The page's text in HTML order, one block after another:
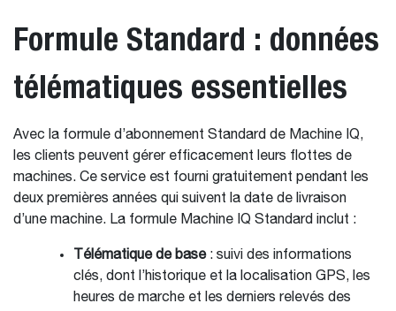
Formule Standard : données
télématiques essentielles
Avec la formule d’abonnement Standard de Machine IQ,
les clients peuvent gérer efficacement leurs flottes de
machines. Ce service est fourni gratuitement pendant les
deux premières années qui suivent la date de livraison
d’une machine. La formule Machine IQ Standard inclut :
Télématique de base: suivi des informations
clés, dont l’historique et la localisation GPS, les
heures de marche et les derniers relevés des